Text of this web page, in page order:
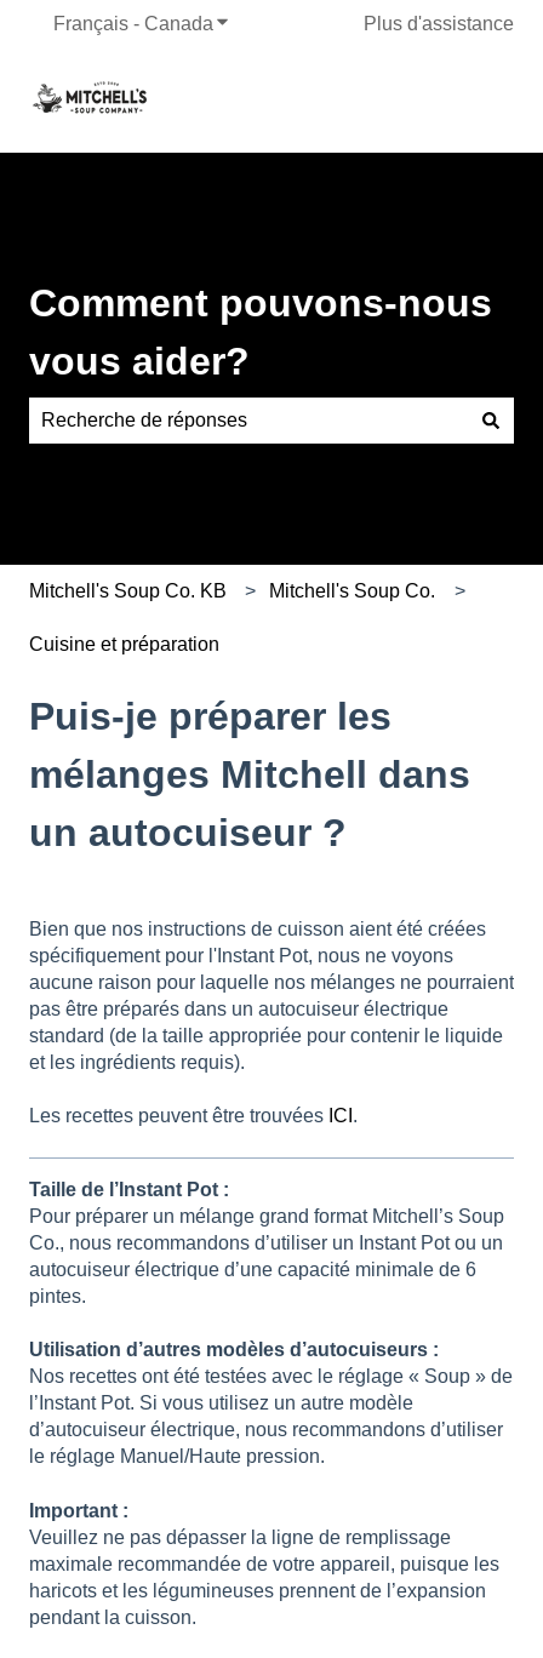
Français - Canada Afficher le sous-menu pour les
Plus d'assistance
Comment pouvons-nous
vous aider?
Mitchell's Soup Co. KB Mitchell's Soup Co.
Cuisine et préparation
Puis-je préparer les
mélanges Mitchell dans
un autocuiseur ?
Bien que nos instructions de cuisson aient été créées
spécifiquement pour l'Instant Pot, nous ne voyons
aucune raison pour laquelle nos mélanges ne pourraient
pas être préparés dans un autocuiseur électrique
standard (de la taille appropriée pour contenir le liquide
et les ingrédients requis).
Les recettes peuvent être trouvées ICI .
Taille de l’Instant Pot :
Pour préparer un mélange grand format Mitchell’s Soup
Co., nous recommandons d’utiliser un Instant Pot ou un
autocuiseur électrique d’une capacité minimale de 6
pintes.
Utilisation d’autres modèles d’autocuiseurs :
Nos recettes ont été testées avec le réglage « Soup » de
l’Instant Pot. Si vous utilisez un autre modèle
d’autocuiseur électrique, nous recommandons d’utiliser
le réglage Manuel/Haute pression.
Important :
Veuillez ne pas dépasser la ligne de remplissage
maximale recommandée de votre appareil, puisque les
haricots et les légumineuses prennent de l’expansion
pendant la cuisson.